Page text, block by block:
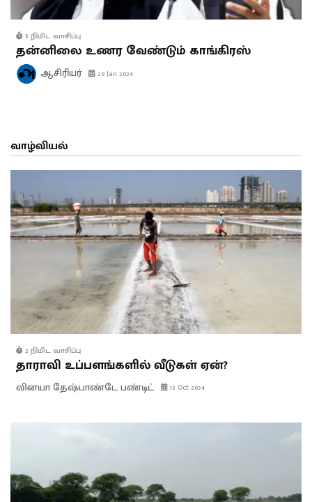
3 நிமிட வாசிப்பு
தன்னிலை உணர வேண்டும் காங்கிரஸ்
ஆசிரியர் 29 Jan 2024
வாழ்வியல்
2 நிமிட வாசிப்பு
தாராவி உப்பளங்களில் வீடுகள் ஏன்?
வினயா தேஷ்பாண்டே பண்டிட் 13 Oct 2024